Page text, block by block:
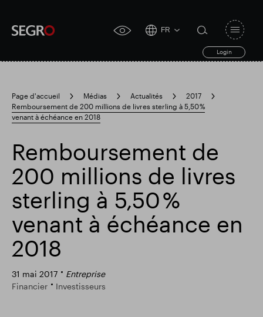
accessibility
FR
Login
search
form
search
Search
for
Recherche populaire
Responsable SEGRO
Domaine commercial de Slough
Résultats financiers
toggle
Page d'accueil Médias Actualités
2017
Remboursement de 200 millions de livres sterling à 5,50 %
venant à échéance en 2018
Remboursement de
200 millions de livres
sterling à 5,50 %
venant à échéance en
2018
31 mai 2017
Entreprise
Financier
Investisseurs